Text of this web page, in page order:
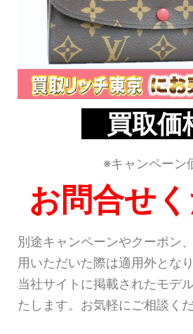
買取
※キャンペーン
お問合せ
別途キャンペーンやクーポン
用いただいた際は適用外となり
当社サイトに掲載されたモデ
たします。お気軽にご相談くだ